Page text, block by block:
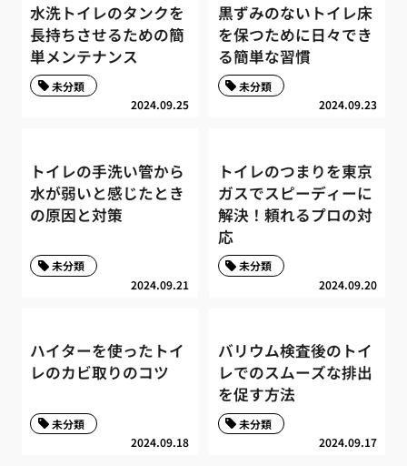
水洗トイレのタンクを
長持ちさせるための簡
単メンテナンス
2024.09.25
未分類
黒ずみのないトイレ床
を保つために日々でき
る簡単な習慣
2024.09.23
未分類
トイレの手洗い管から
水が弱いと感じたとき
の原因と対策
2024.09.21
未分類
トイレのつまりを東京
ガスでスピーディーに
解決！頼れるプロの対
応
2024.09.20
未分類
ハイターを使ったトイ
レのカビ取りのコツ
2024.09.18
未分類
バリウム検査後のトイ
レでのスムーズな排出
を促す方法
2024.09.17
未分類